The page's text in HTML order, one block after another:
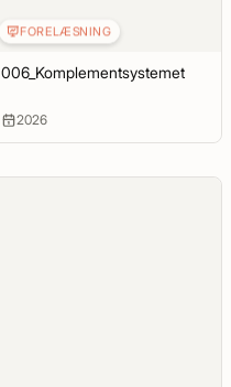
FORELÆSNING
006_Komplementsystemet
2026